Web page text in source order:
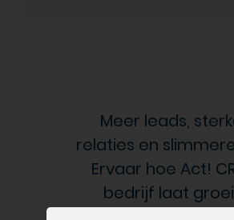
Meer leads,
relaties en
Ervaar hoe Act!
bedrijf laat